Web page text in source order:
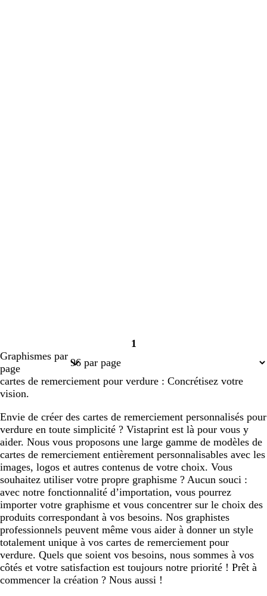
Page
1
Graphismes par
page
cartes de remerciement pour verdure : Concrétisez votre
vision.
Envie de créer des cartes de remerciement personnalisés pour
verdure en toute simplicité ? Vistaprint est là pour vous y
aider. Nous vous proposons une large gamme de modèles de
cartes de remerciement entièrement personnalisables avec les
images, logos et autres contenus de votre choix. Vous
souhaitez utiliser votre propre graphisme ? Aucun souci :
avec notre fonctionnalité d’importation, vous pourrez
importer votre graphisme et vous concentrer sur le choix des
produits correspondant à vos besoins. Nos graphistes
professionnels peuvent même vous aider à donner un style
totalement unique à vos cartes de remerciement pour
verdure. Quels que soient vos besoins, nous sommes à vos
côtés et votre satisfaction est toujours notre priorité ! Prêt à
commencer la création ? Nous aussi !